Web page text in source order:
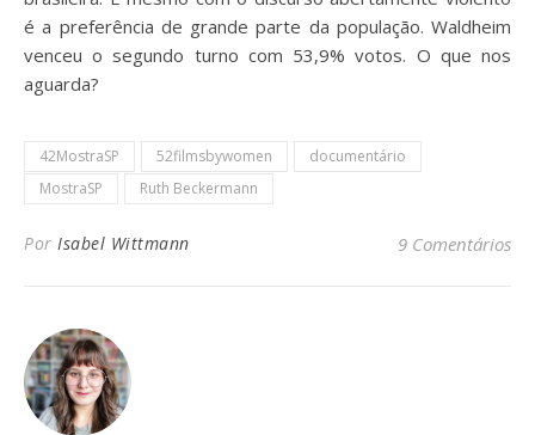
é a preferência de grande parte da população. Waldheim
venceu o segundo turno com 53,9% votos. O que nos
aguarda?
42MostraSP 52filmsbywomen
documentário
MostraSP
Ruth Beckermann
Por Isabel Wittmann 9 Comentários